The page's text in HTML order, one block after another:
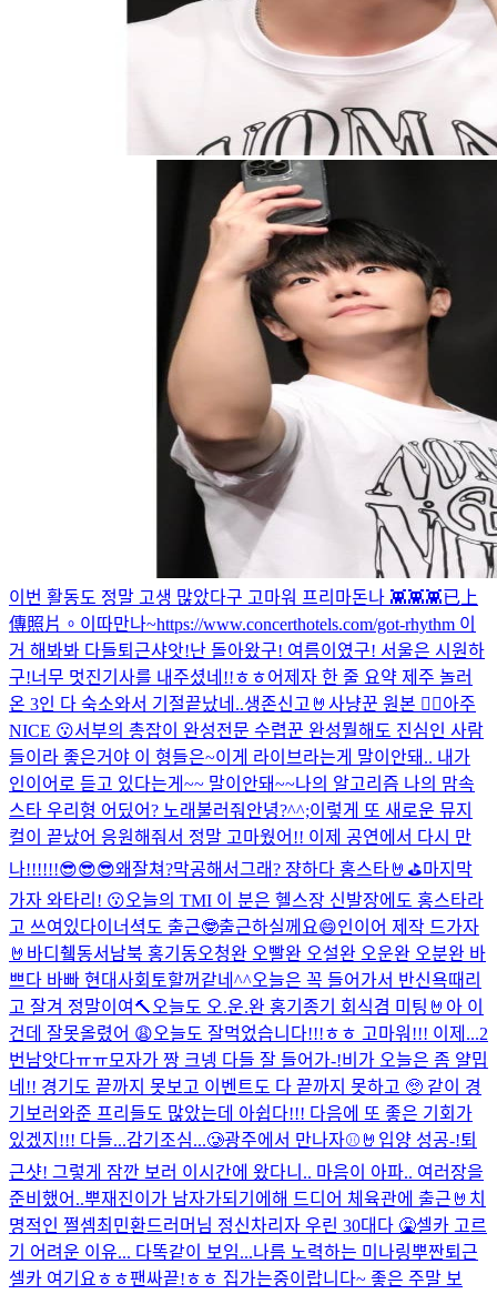
이번 활동도 정말 고생 많았다구 고마워 프리마돈나 👾👾👾已上
傳照片。 이따만나~https://www.concerthotels.com/got-rhythm 이
거 해봐봐 다들퇴근샤앗!난 돌아왔구! 여름이였구! 서울은 시원하
구!너무 멋진기사를 내주셨네!!ㅎㅎ어제자 한 줄 요약 제주 놀러
온 3인 다 숙소와서 기절끝났네..생존신고🤘 사냥꾼 원본 🙂‍↕️아주
NICE 😗서부의 총잡이 완성전문 수렵꾼 완성뭘해도 진심인 사람
들이라 좋은거야 이 형들은~이게 라이브라는게 말이안돼.. 내가
인이어로 듣고 있다는게~~ 말이안돼~~나의 알고리즘 나의 맘속
스타 우리형 어딨어? 노래불러줘 안녕?^^;이렇게 또 새로운 뮤지
컬이 끝났어 응원해줘서 정말 고마웠어!! 이제 공연에서 다시 만
나!!!!!!😎😎😎왜잘쳐?막공해서그래? 쟝하다 홍스타🤘⛳️마지막
가자 와타리! 😗오늘의 TMI 이 분은 헬스장 신발장에도 홍스타라
고 쓰여있다이너셕도 출근🤓출근하실께요😄인이어 제작 드가자
🤘 바디췤동서남북 홍기동오청완 오빨완 오설완 오운완 오분완 바
쁘다 바빠 현대사회 토할꺼같네^^오늘은 꼭 들어가서 반신욕때리
고 잘겨 정말이여 🔨오늘도 오.운.완 홍기종기 회식겸 미팅🤘 아 이
건데 잘못올렸어 😩오늘도 잘먹었습니다!!!ㅎㅎ 고마워!!! 이제...2
번남앗다ㅠㅠ모자가 짱 크넹 다들 잘 들어가-!비가 오늘은 좀 얄밉
네!! 경기도 끝까지 못보고 이벤트도 다 끝까지 못하고 🥺 같이 경
기보러와준 프리들도 많았는데 아쉽다!!! 다음에 또 좋은 기회가
있겠지!!! 다들...감기조심...🥲광주에서 만나자⚾️🤘 입양 성공-!퇴
근샷! 그렇게 잠깐 보러 이시간에 왔다니.. 마음이 아파.. 여러장을
준비했어..뿌재진이가 남자가되기에해 드디어 체육관에 출근🤘 치
명적인 쩔셈최민환드러머님 정신차리자 우린 30대다 🤮셀카 고르
기 어려운 이유... 다똑같이 보임...나름 노력하는 미나링뿌짠퇴근
셀카 여기요ㅎㅎ팬싸끝!ㅎㅎ 집가는중이랍니다~ 좋은 주말 보